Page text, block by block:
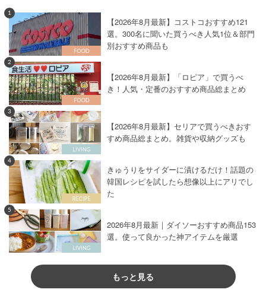
1
【2026年8月最新】コストコおすすめ121
選。300名に聞いた買うべき人気1位＆部門
別おすすめ商品も
2
【2026年8月最新】「ロピア」で買うべ
き！人気・定番のおすすめ商品総まとめ
3
【2026年8月最新】セリアで買うべきおす
すめ商品総まとめ。雑貨や収納グッズも
4
きゅうりをサイダーに漬けるだけ！話題の
韓国レシピを試したら想像以上にアリでし
た
5
2026年8月最新｜ダイソーおすすめ商品153
選。使って良かった神アイテムを厳選
もっと見る